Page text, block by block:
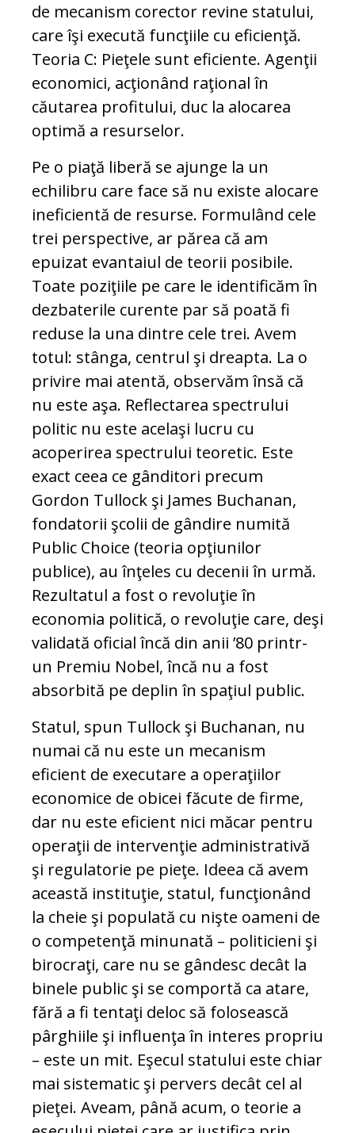
de mecanism corector revine statului,
care îşi execută funcţiile cu eficienţă.
Teoria C: Pieţele sunt eficiente. Agenţii
economici, acţionând raţional în
căutarea profitului, duc la alocarea
optimă a resurselor.
Pe o piaţă liberă se ajunge la un
echilibru care face să nu existe alocare
ineficientă de resurse. Formulând cele
trei perspective, ar părea că am
epuizat evantaiul de teorii posibile.
Toate poziţiile pe care le identificăm în
dezbaterile curente par să poată fi
reduse la una dintre cele trei. Avem
totul: stânga, centrul şi dreapta. La o
privire mai atentă, observăm însă că
nu este aşa. Reflectarea spectrului
politic nu este acelaşi lucru cu
acoperirea spectrului teoretic. Este
exact ceea ce gânditori precum
Gordon Tullock şi James Buchanan,
fondatorii şcolii de gândire numită
Public Choice (teoria opţiunilor
publice), au înţeles cu decenii în urmă.
Rezultatul a fost o revoluţie în
economia politică, o revoluţie care, deşi
validată oficial încă din anii ’80 printr-
un Premiu Nobel, încă nu a fost
absorbită pe deplin în spaţiul public.
Statul, spun Tullock şi Buchanan, nu
numai că nu este un mecanism
eficient de executare a operaţiilor
economice de obicei făcute de firme,
dar nu este eficient nici măcar pentru
operaţii de intervenţie administrativă
şi regulatorie pe pieţe. Ideea că avem
această instituţie, statul, funcţionând
la cheie şi populată cu nişte oameni de
o competenţă minunată – politicieni şi
birocraţi, care nu se gândesc decât la
binele public şi se comportă ca atare,
fără a fi tentaţi deloc să folosească
pârghiile şi influenţa în interes propriu
– este un mit. Eşecul statului este chiar
mai sistematic şi pervers decât cel al
pieţei. Aveam, până acum, o teorie a